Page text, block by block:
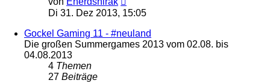
Beitrag
Di 31. Dez 2013, 15:05
Gockel Gaming 11 - #neuland
Die großen Summergames 2013 vom 02.08. bis
04.08.2013
4 Themen
27 Beiträge